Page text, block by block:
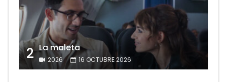
2 La maleta
2026 16 OCTUBRE 2026